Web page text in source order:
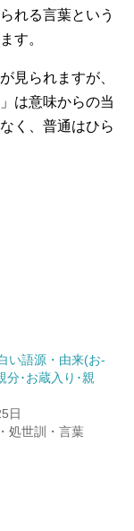
れる言葉という
す。
見られますが、
は意味からの当
く、普通はひら
い語源・由来(お-
･お蔵入り･親
日
処世訓・言葉